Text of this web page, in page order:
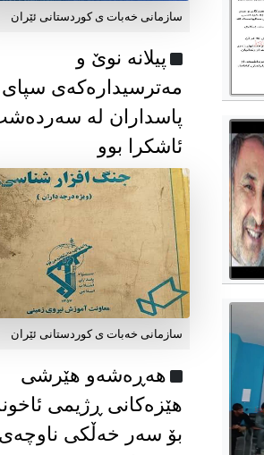
سازمانی خەبات ی كوردستانی ئێران
پیلانە نوێ و
مەترسیدارەکەی سپای
پاسداران لە
ئاشکرا بوو
سازمانی خەبات ی كوردستانی ئێران
هەڕەشەو هێرشی
هێزەکانی ڕژیمی
بۆ سەر خەڵکی